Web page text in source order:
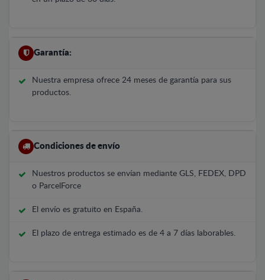
Garantía:
Nuestra empresa ofrece 24 meses de garantía para sus
productos.
Condiciones de envío
Nuestros productos se envían mediante GLS, FEDEX, DPD
o ParcelForce
El envío es gratuito en España.
El plazo de entrega estimado es de 4 a 7 días laborables.